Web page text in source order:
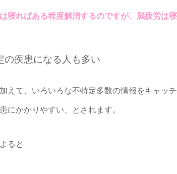
寝ればある程度解消するのですが、脳疲労は
の疾患になる人も多い
えて、いろいろな不特定多数の情報をキャッ
にかかりやすい、とされます。
ると